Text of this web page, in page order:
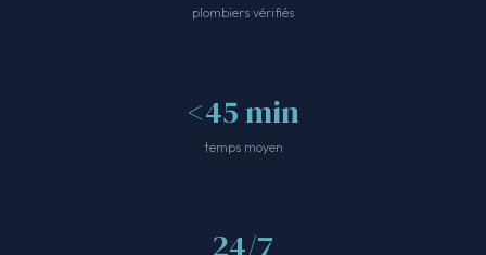
plombiers vérifiés
<45 min
temps moyen
24/7